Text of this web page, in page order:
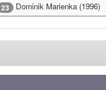
23 Dominik Marienka (1996)